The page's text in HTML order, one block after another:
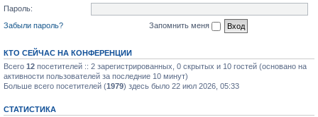
Пароль:
Забыли пароль?
Запомнить меня
КТО СЕЙЧАС НА КОНФЕРЕНЦИИ
Всего 12 посетителей :: 2 зарегистрированных, 0 скрытых и 10 гостей (основано на
активности пользователей за последние 10 минут)
Больше всего посетителей (1979) здесь было 22 июл 2026, 05:33
СТАТИСТИКА